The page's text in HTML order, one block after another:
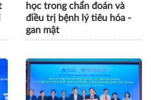
học trong chẩn đoán và
điều trị bệnh lý tiêu hóa -
gan mật